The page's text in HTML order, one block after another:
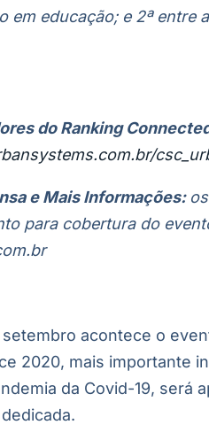
em educação; e 2ª entre
do Ranking
e Mais Informações:
para cobertura do
acontece o
2020, mais importante
da Covid-19, será